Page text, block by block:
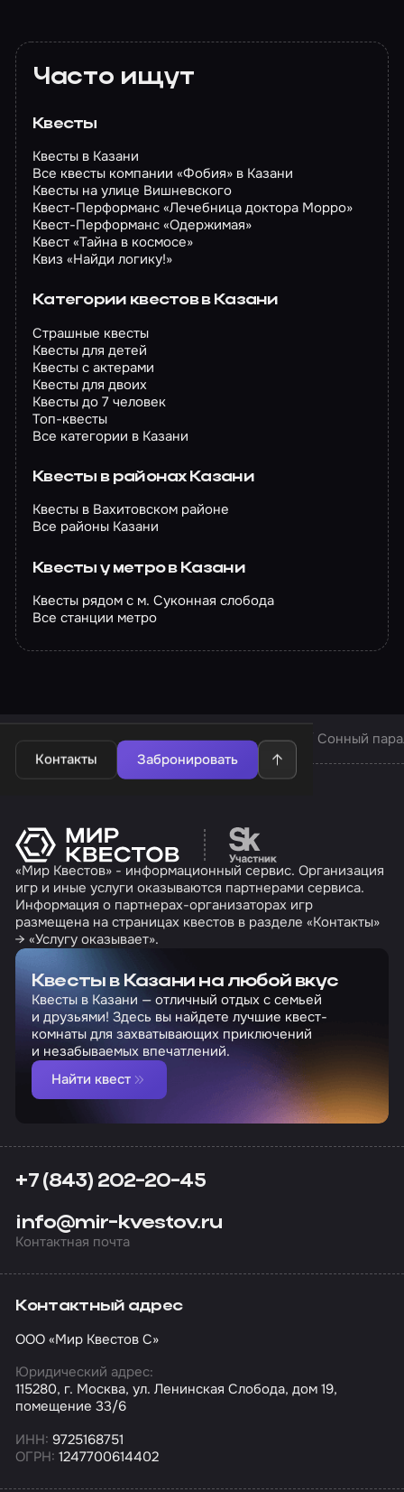
Часто ищут
Квесты
Квесты в Казани
Все квесты компании «Фобия» в Казани
Квесты на улице Вишневского
Квест-Перформанс «Лечебница доктора Морро»
Квест-Перформанс «Одержимая»
Квест «Тайна в космосе»
Квиз «Найди логику!»
Категории квестов в Казани
Страшные квесты
Квесты для детей
Квесты с актерами
Квесты для двоих
Квесты до 7 человек
Топ-квесты
Все категории в Казани
Квесты в районах Казани
Квесты в Вахитовском районе
Все районы Казани
Квесты у метро в Казани
Квесты рядом с м. Суконная слобода
Все станции метро
Контакты Забронировать
Квесты в Казани Квесты компании «Фобия» Сонный
Перейти на сайт
«Мир Квестов» - информационный сервис. Организация
игр и иные услуги оказываются партнерами сервиса.
Информация о партнерах-организаторах игр
размещена на страницах квестов в разделе «Контакты»
→ «Услугу оказывает».
Квесты в Казани на любой вкус
Квесты в Казани — отличный отдых с семьей
и друзьями! Здесь вы найдете лучшие квест-
комнаты для захватывающих приключений
и незабываемых впечатлений.
Найти квест
+7 (843) 202-20-45
info@mir-kvestov.ru
Контактная почта
Контактный адрес
ООО «Мир Квестов С»
Юридический адрес:
115280, г. Москва, ул. Ленинская Слобода, дом 19,
помещение 33/6
ИНН: 9725168751
ОГРН: 1247700614402